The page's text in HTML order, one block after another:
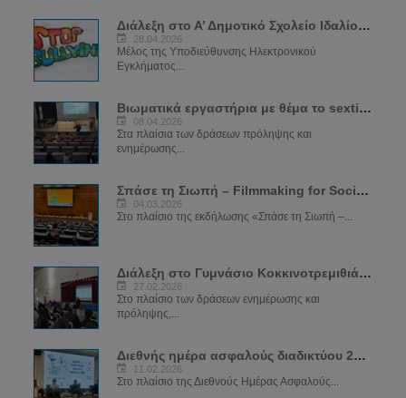
Διάλεξη στο Α’ Δημοτικό Σχολείο Ιδαλίου - "Ψηφιακή Ικανότητα – Ασφαλές Διαδίκτυο"
28.04.2026
Μέλος της Υποδιεύθυνσης Ηλεκτρονικού
Εγκλήματος...
Βιωματικά εργαστήρια με θέμα το sexting
08.04.2026
Στα πλαίσια των δράσεων πρόληψης και
ενημέρωσης...
Σπάσε τη Σιωπή – Filmmaking for Social Change
04.03.2026
Στο πλαίσιο της εκδήλωσης «Σπάσε τη Σιωπή –...
Διάλεξη στο Γυμνάσιο Κοκκινοτρεμιθιάς για το Sexting
27.02.2026
Στο πλαίσιο των δράσεων ενημέρωσης και
πρόληψης,...
Διεθνής ημέρα ασφαλούς διαδικτύου 2026
11.02.2026
Στο πλαίσιο της Διεθνούς Ημέρας Ασφαλούς...